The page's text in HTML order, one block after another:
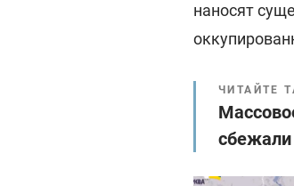
наносят
ЧИТАЙТЕ
сбежали